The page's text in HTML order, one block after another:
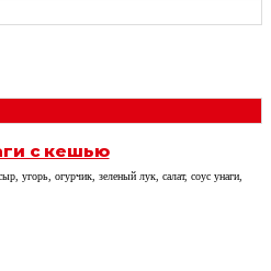
с кешью
угорь, огурчик, зеленый лук, салат, соус унаги,